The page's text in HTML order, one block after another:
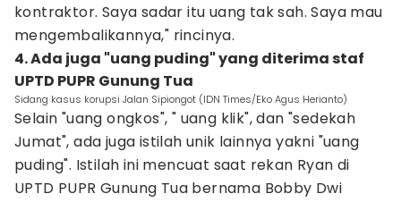
kontraktor. Saya sadar itu uang tak sah. Saya mau
mengembalikannya," rincinya.
4. Ada juga "uang puding" yang diterima staf
UPTD PUPR Gunung Tua
Sidang kasus korupsi Jalan Sipiongot (IDN Times/Eko Agus Herianto)
Selain "uang ongkos", " uang klik", dan "sedekah
Jumat", ada juga istilah unik lainnya yakni "uang
puding". Istilah ini mencuat saat rekan Ryan di
UPTD PUPR Gunung Tua bernama Bobby Dwi